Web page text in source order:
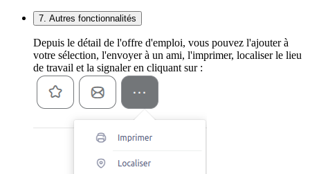
7. Autres fonctionnalités
Depuis le détail de l'offre d'emploi, vous pouvez l'ajouter à
votre sélection, l'envoyer à un ami, l'imprimer, localiser le lieu
de travail et la signaler en cliquant sur :